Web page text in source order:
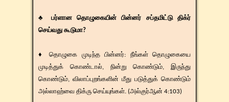
♣ பர்ளான தொழுகையின் பின்னர் சப்தமிட்டு திக்ர்
செய்வது கூடுமா?
♦ தொழுகை முடிந்த பின்னர்: நீங்கள் தொழுகையை
முடித்துக் கொண்டால், நின்று கொண்டும், இருந்து
கொண்டும், விலாப்புறங்களின் மீது படுத்துக் கொண்டும்
அல்லாஹ்வை திக்ரு செய்யுங்கள். (அல்குர்ஆன் 4:103)